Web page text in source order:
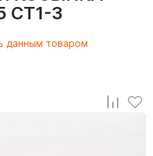
СТ1-3
данным товаром